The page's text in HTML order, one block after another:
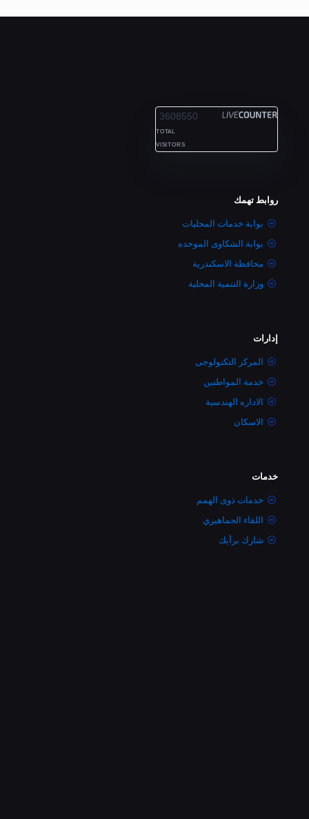
3608550
TOTAL
VISITORS
روابط تهمك
بوابة خدمات المحليات
بوابة الشكاوى الموحده
محافظة الاسكندرية
وزارة التنمية المحلية
إدارات
المركز التكنولوجى
خدمة المواطنين
الاداره الهندسية
الاسكان
خدمات
خدمات ذوى الهمم
اللقاء الجماهيري
شارك برأيك